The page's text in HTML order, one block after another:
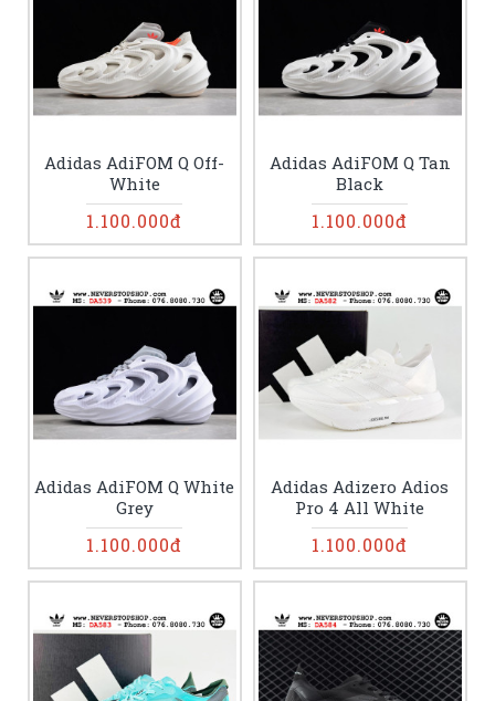
Adidas AdiFOM Q Off-
White
1.100.000đ
Adidas AdiFOM Q Tan
Black
1.100.000đ
Adidas AdiFOM Q White
Grey
1.100.000đ
Adidas Adizero Adios
Pro 4 All White
1.100.000đ